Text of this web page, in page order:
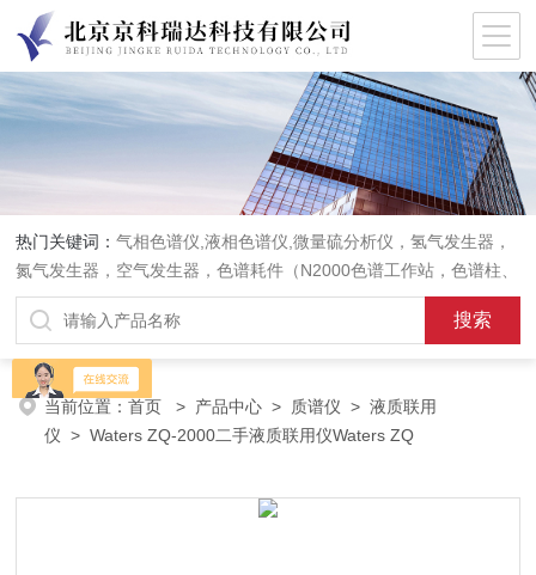
热门关键词：气相色谱仪,液相色谱仪,微量硫分析仪，氢气发生器，
氮气发生器，空气发生器，色谱耗件（N2000色谱工作站，色谱柱、
阀件、进样器、色谱担体），顶空进样器，热解析仪，紫外分光光度
计，原子吸收分光光度计，傅立叶红外光谱仪，分析天平等常规实验
室产品。
当前位置：首页 > 产品中心 > 质谱仪 >液质联用
仪 > Waters ZQ-2000二手液质联用仪Waters ZQ